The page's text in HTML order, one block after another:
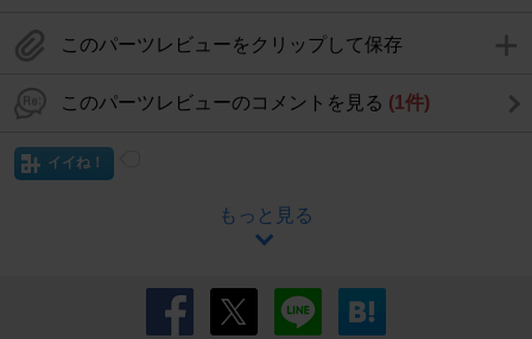
このパーツレビューをクリップして保存
このパーツレビューのコメントを見る (1件)
イイね！
もっと見る